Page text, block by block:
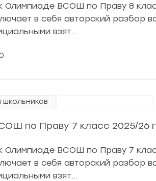
Олимпиаде ВСОШ по Праву 8
в себя авторский разбор
взят…
по Праву 7 класс 2025/26
Олимпиаде ВСОШ по Праву 7
в себя авторский разбор
взят…